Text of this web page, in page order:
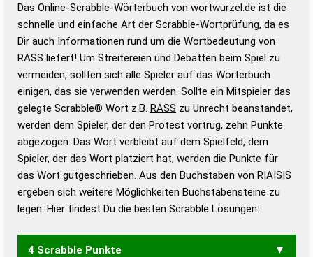
Wortwurzel liefert mit Hilfe eines semantischen
Wortanalyse-Algorithmus gute Anhaltspunkte zu
Wortbedeutung, Worttrennung und Wortform, um die
Gültigkeit eines Wortes für das Scrabble-Spiel zu
bestimmen!
zugelassene Turnier Scrabble-
Wörterbücher sind:
Duden – Standardwerk in 12 Bänden
Duden – Richtiges und gutes
Deutsch
Duden – Die deutsche Grammatik
Duden – Deutsches
Universalwörterbuch
Das Online-Scrabble-Wörterbuch von wortwurzel.de ist die
schnelle und einfache Art der Scrabble-Wortprüfung, da es
Dir auch Informationen rund um die Wortbedeutung von
RASS liefert! Um Streitereien und Debatten beim Spiel zu
vermeiden, sollten sich alle Spieler auf das Wörterbuch
einigen, das sie verwenden werden. Sollte ein Mitspieler das
gelegte Scrabble® Wort z.B. RASS zu Unrecht beanstandet,
werden dem Spieler, der den Protest vortrug, zehn Punkte
abgezogen. Das Wort verbleibt auf dem Spielfeld, dem
Spieler, der das Wort platziert hat, werden die Punkte für
das Wort gutgeschrieben. Aus den Buchstaben von R|A|S|S
ergeben sich weitere Möglichkeiten Buchstabensteine zu
legen. Hier findest Du die besten Scrabble Lösungen:
4 Scrabble Punkte